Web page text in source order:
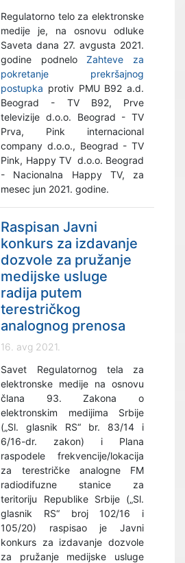
Regulatorno telo za elektronske
medije je, na osnovu odluke
Saveta dana 27. avgusta 2021.
godine podneloZahteve za
pokretanje prekršajnog
postupka protiv PMU B92 a.d.
Beograd - TV B92, Prve
televizije d.o.o. Beograd - TV
Prva, Pink internacional
company d.o.o., Beograd - TV
Pink, Happy TV d.o.o. Beograd
- Nacionalna Happy TV, za
mesec jun 2021. godine.
Raspisan Javni
konkurs za izdavanje
dozvole za pružanje
medijske usluge
radija putem
terestričkog
analognog prenosa
16. avg 2021.
Savet Regulatornog tela za
elektronske medije na osnovu
člana 93. Zakona o
elektronskim medijima Srbije
(„Sl. glasnik RS“ br. 83/14 i
6/16-dr. zakon) i Plana
raspodele frekvencije/lokacija
za terestričke analogne FM
radiodifuzne stanice za
teritoriju Republike Srbije („Sl.
glasnik RS“ broj 102/16 i
105/20) raspisao je Javni
konkurs za izdavanje dozvole
za pružanje medijske usluge